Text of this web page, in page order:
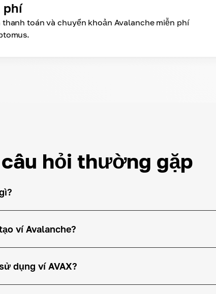
phí
toán và chuyển khoản Avalanche miễn phí
hỏi thường gặp
ví Avalanche?
dụng ví AVAX?